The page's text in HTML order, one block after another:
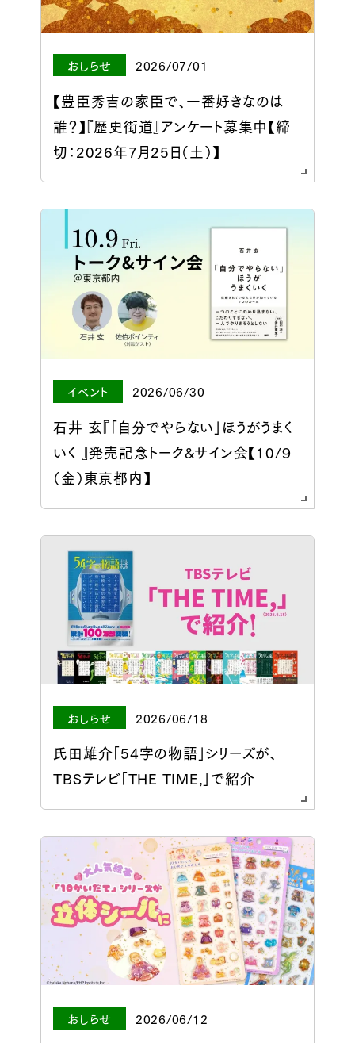
おしらせ 2026/07/01
【豊臣秀吉の家臣で、一番好きなのは
誰？】『歴史街道』アンケート募集中【締
切：2026年7月25日（土）】
イベント 2026/06/30
石井 玄『「自分でやらない」ほうがうまく
いく 』発売記念トーク&サイン会【10/９
（金）東京都内】
おしらせ 2026/06/18
氏田雄介「54字の物語」シリーズが、
TBSテレビ「THE TIME,」で紹介
おしらせ 2026/06/12